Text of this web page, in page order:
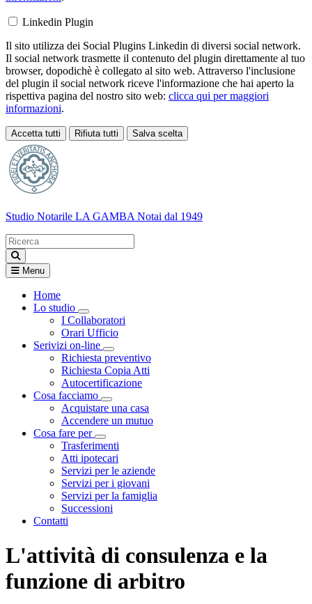
Linkedin Plugin
Il sito utilizza dei Social Plugins Linkedin di diversi social network.
Il social network trasmette il contenuto del plugin direttamente al tuo
browser, dopodichè è collegato al sito web. Attraverso l'inclusione
del plugin il social network riceve l'informazione che hai aperto la
rispettiva pagina del nostro sito web: clicca qui per maggiori
informazioni.
Accetta tutti Rifiuta tutti Salva scelta
Loading...
Studio Notarile LA GAMBA Notai dal 1949
Menu
Home
Lo studio
Visualizza menù di secondo livello
I Collaboratori
Orari Ufficio
Serivizi on-line
Visualizza menù di secondo livello
Richiesta preventivo
Richiesta Copia Atti
Autocertificazione
Cosa facciamo
Visualizza menù di secondo livello
Acquistare una casa
Accendere un mutuo
Cosa fare per
Visualizza menù di secondo livello
Trasferimenti
Atti ipotecari
Servizi per le aziende
Servizi per i giovani
Servizi per la famiglia
Successioni
Contatti
L'attività di consulenza e la
funzione di arbitro